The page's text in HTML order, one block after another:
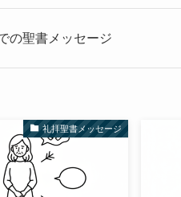
の聖書メッセージ
礼拝聖書メッセージ